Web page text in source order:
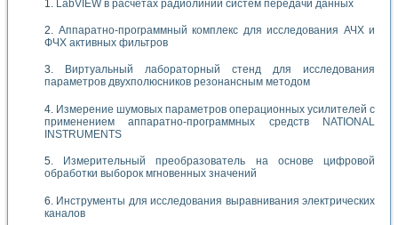
LabVIEW в расчетах радиолиний систем передачи данных
Аппаратно-программный комплекс для исследования АЧХ и
ФЧХ активных фильтров
Виртуальный лабораторный стенд для исследования
параметров двухполюсников резонансным методом
Измерение шумовых параметров операционных усилителей с
применением аппаратно-программных средств NATIONAL
INSTRUMENTS
Измерительный преобразователь на основе цифровой
обработки выборок мгновенных значений
Инструменты для исследования выравнивания электрических
каналов